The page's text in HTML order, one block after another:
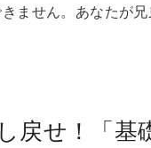
ません。あなたが
戻せ！「基